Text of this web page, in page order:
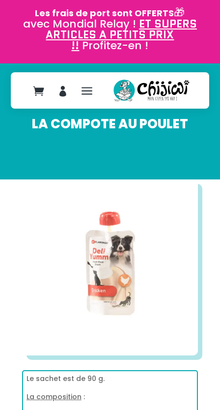
Les frais de port sont OFFERTS🎁
avec Mondial Relay ! ET SUPERS
ARTICLES A PETITS PRIX
!!Profitez-en !
  a
LA COMPOTE AU POULET
Le sachet est de 90 g.
La composition :